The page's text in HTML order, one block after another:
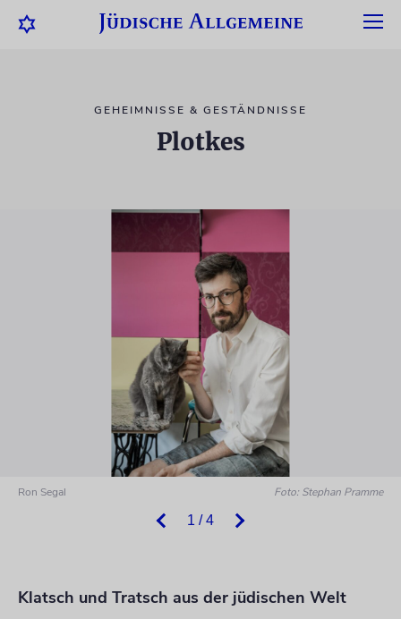
GEHEIMNISSE & GESTÄNDNISSE
Plotkes
1 / 4
Ron Segal Foto: Stephan Pramme
Klatsch und Tratsch aus der jüdischen Welt